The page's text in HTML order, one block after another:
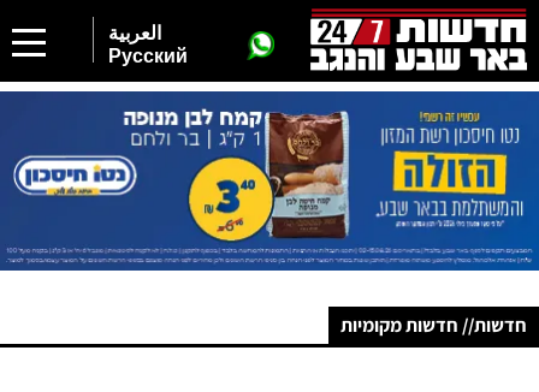
العربية
Русский
חדשות// חדשות מקומיות